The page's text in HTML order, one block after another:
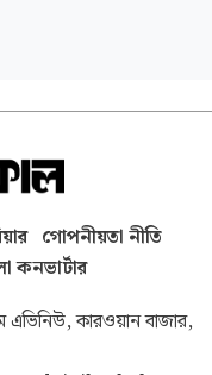
গোপনীয়তা নীতি
কনভার্টার
কারওয়ান বাজার,